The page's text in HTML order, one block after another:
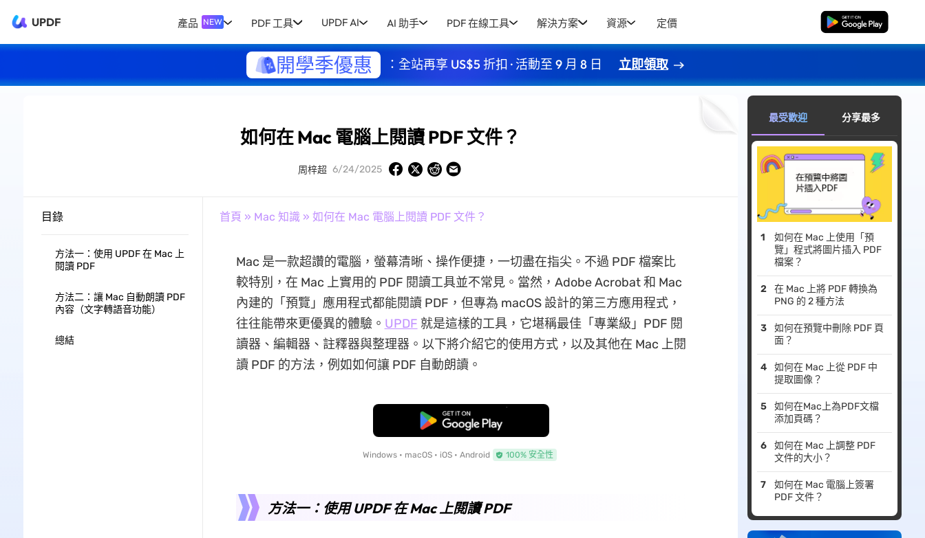
UPDF 產品 NEW PDF 工具 UPDF AI AI 助手 PDF 在線工具 解決方案 資源 定價 免費下載
開學季優惠 ：全站再享 US$5 折扣 · 活動至 9 月 8 日 立即領取
如何在 Mac 電腦上閱讀 PDF 文件？
周梓超 6/24/2025
目錄
方法一：使用 UPDF 在 Mac 上
閱讀 PDF
方法二：讓 Mac 自動朗讀 PDF
內容（文字轉語音功能）
總結
首頁 » Mac 知識 » 如何在 Mac 電腦上閱讀 PDF 文件？
Mac 是一款超讚的電腦，螢幕清晰、操作便捷，一切盡在指尖。不過 PDF 檔案比
較特別，在 Mac 上實用的 PDF 閱讀工具並不常見。當然，Adobe Acrobat 和 Mac
內建的「預覽」應用程式都能閱讀 PDF，但專為 macOS 設計的第三方應用程式，
往往能帶來更優異的體驗。 UPDF 就是這樣的工具，它堪稱最佳「專業級」PDF 閱
讀器、編輯器、註釋器與整理器。以下將介紹它的使用方式，以及其他在 Mac 上閱
讀 PDF 的方法，例如如何讓 PDF 自動朗讀。
免費下載
Windows • macOS • iOS • Android 100% 安全性
方法一：使用 UPDF 在 Mac 上閱讀 PDF
最受歡迎 分享最多
如何在 Mac 上使用「預
覽」程式將圖片插入 PDF
檔案？
在 Mac 上將 PDF 轉換為
PNG 的 2 種方法
如何在預覽中刪除 PDF 頁
面？
如何在 Mac 上從 PDF 中
提取圖像？
如何在Mac上為PDF文檔
添加頁碼？
如何在 Mac 上調整 PDF
文件的大小？
如何在 Mac 電腦上簽署
PDF 文件？